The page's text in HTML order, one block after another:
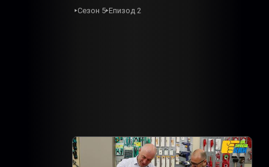
Сезон 5 Епизод 2